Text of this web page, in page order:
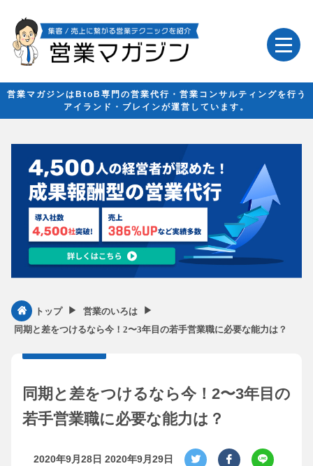
営業マガジンはBtoB専門の営業代行・営業コンサルティングを行う
アイランド・ブレインが運営しています。
トップ ▶︎ 営業のいろは ▶︎
同期と差をつけるなら今！2〜3年目の若手営業職に必要な能力は？
同期と差をつけるなら今！2〜3年目の
若手営業職に必要な能力は？
2020年9月28日 2020年9月29日